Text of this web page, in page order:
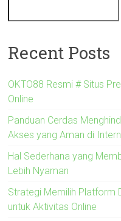
Recent Posts
OKTO88 Resmi # Situs
Online
Panduan Cerdas
Akses yang Aman di
Hal Sederhana yang
Lebih Nyaman
Strategi Memilih Platform
untuk Aktivitas Online